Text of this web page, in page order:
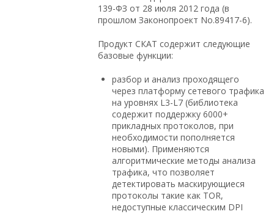
139-ФЗ от 28 июля 2012 года (в
прошлом Законопроект No.89417-6).
Продукт СКАТ содержит следующие
базовые функции:
разбор и анализ проходящего
через платформу сетевого трафика
на уровнях L3-L7 (библиотека
содержит поддержку 6000+
прикладных протоколов, при
необходимости пополняется
новыми). Применяются
алгоритмические методы анализа
трафика, что позволяет
детектировать маскирующиеся
протоколы такие как TOR,
недоступные классическим DPI